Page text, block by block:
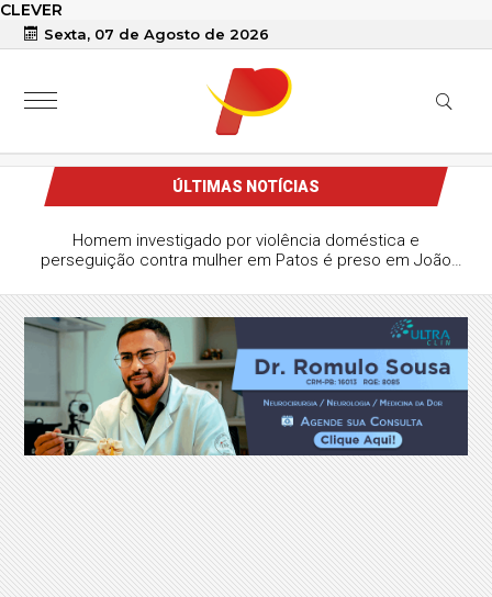
CLEVER
Sexta, 07 de Agosto de 2026
ÚLTIMAS NOTÍCIAS
Homem investigado por violência doméstica e
perseguição contra mulher em Patos é preso em João